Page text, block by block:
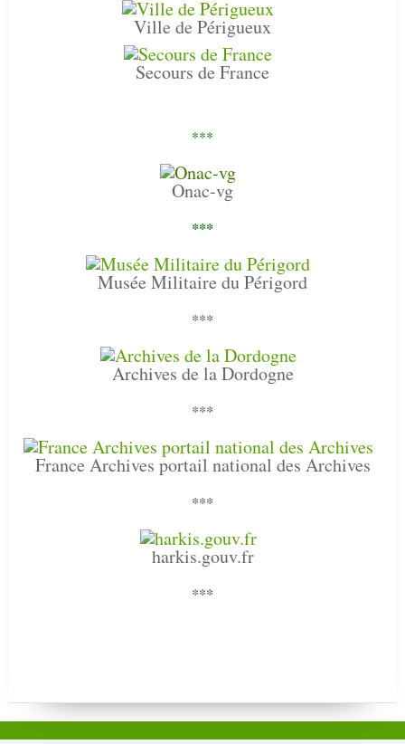
Ville de Périgueux
Secours de France
***
Onac-vg
***
Musée Militaire du Périgord
***
Archives de la Dordogne
***
France Archives portail national des Archives
***
harkis.gouv.fr
***